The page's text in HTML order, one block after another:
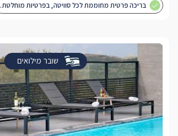
בריכה פרטית מחוממת לכל סוויטה, בפרטיות מוחלטת.
שובר מילואים